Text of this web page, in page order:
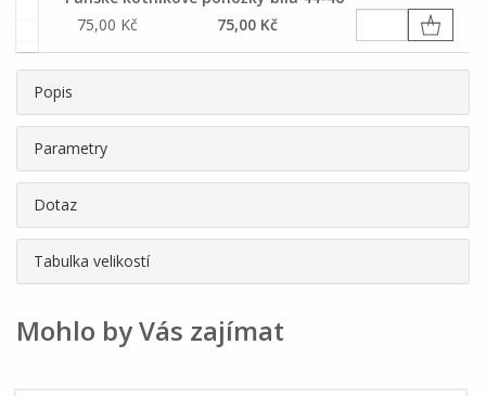
75,00 Kč
75,00 Kč
Popis
Parametry
Dotaz
Tabulka velikostí
Mohlo by Vás zajímat